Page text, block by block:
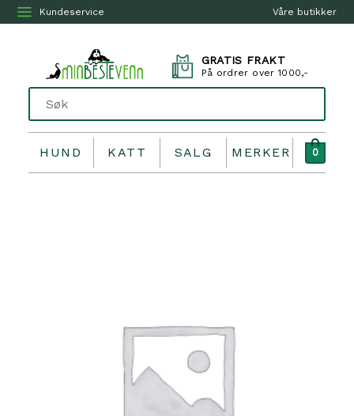
Våre butikker
Kundeservice
GRATIS FRAKT
På ordrer over 1000,-
HUND KATT SALG MERKER 0